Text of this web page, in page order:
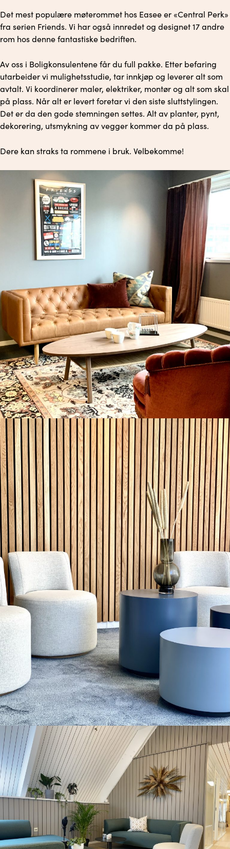
Det mest populære møterommet hos Easee er «Central Perk»
fra serien Friends. Vi har også innredet og designet 17 andre
rom hos denne fantastiske bedriften.
Av oss i Boligkonsulentene får du full pakke. Etter befaring
utarbeider vi mulighetsstudie, tar innkjøp og leverer alt som
avtalt. Vi koordinerer maler, elektriker, montør og alt som skal
på plass. Når alt er levert foretar vi den siste sluttstylingen.
Det er da den gode stemningen settes. Alt av planter, pynt,
dekorering, utsmykning av vegger kommer da på plass.
Dere kan straks ta rommene i bruk. Velbekomme!